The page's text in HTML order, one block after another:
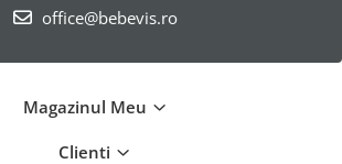
office@bebevis.ro
Magazinul Meu
Clienti